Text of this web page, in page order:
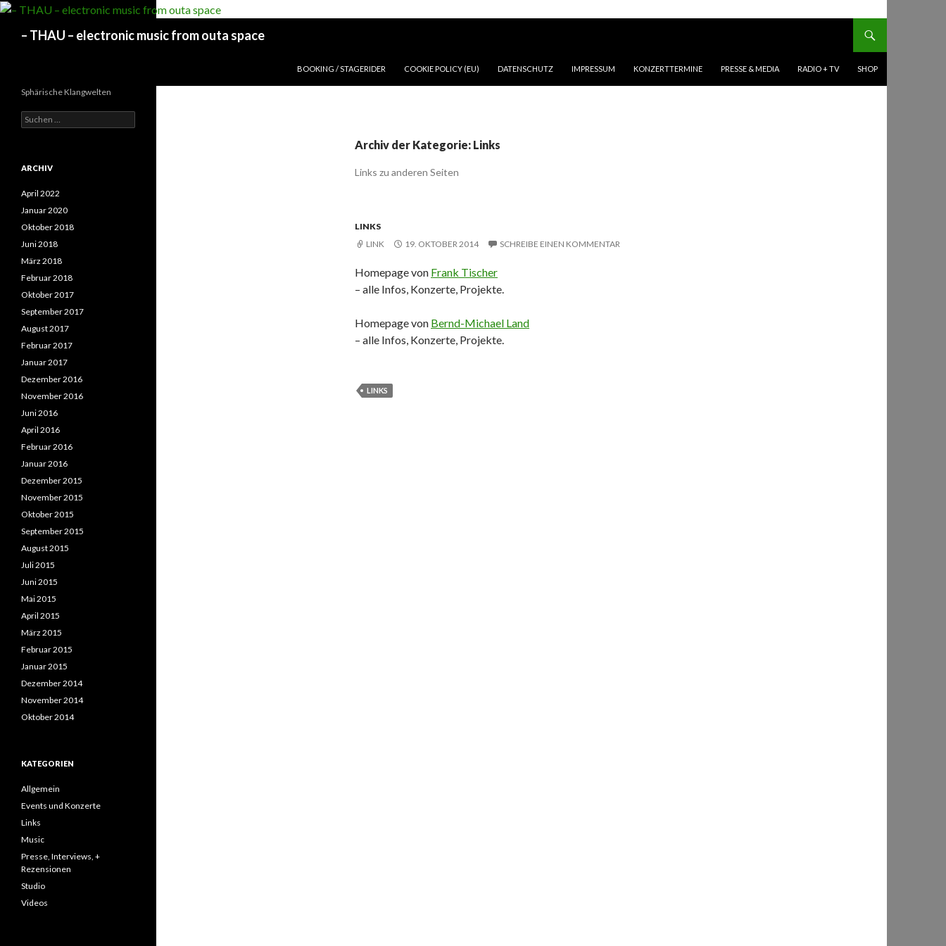
– THAU – electronic music from outa space
BOOKING / STAGERIDER
COOKIE POLICY (EU) DATENSCHUTZ IMPRESSUM KONZERTTERMINE PRESSE & MEDIA RADIO + TV SHOP
Archiv der Kategorie: Links
Links zu anderen Seiten
LINKS
LINK
19. OKTOBER 2014 SCHREIBE EINEN KOMMENTAR
Homepage von Frank Tischer
– alle Infos, Konzerte, Projekte.
Homepage von Bernd-Michael Land
– alle Infos, Konzerte, Projekte.
LINKS
Sphärische Klangwelten
Suchen
nach:
ARCHIV
April 2022
Januar 2020
Oktober 2018
Juni 2018
März 2018
Februar 2018
Oktober 2017
September 2017
August 2017
Februar 2017
Januar 2017
Dezember 2016
November 2016
Juni 2016
April 2016
Februar 2016
Januar 2016
Dezember 2015
November 2015
Oktober 2015
September 2015
August 2015
Juli 2015
Juni 2015
Mai 2015
April 2015
März 2015
Februar 2015
Januar 2015
Dezember 2014
November 2014
Oktober 2014
KATEGORIEN
Allgemein
Events und Konzerte
Links
Music
Presse, Interviews, +
Rezensionen
Studio
Videos